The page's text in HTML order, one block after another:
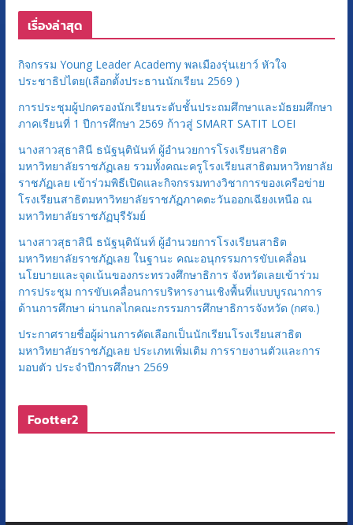
ว
มู่
เรื่องล่าสุด
กิจกรรม Young Leader Academy พลเมืองรุ่นเยาว์ หัวใจ
ประชาธิปไตย(เลือกตั้งประธานนักเรียน 2569 )
การประชุมผู้ปกครองนักเรียนระดับชั้นประถมศึกษาและมัธยมศึกษา
ภาคเรียนที่ 1 ปีการศึกษา 2569 ก้าวสู่ SMART SATIT LOEI
นางสาวสุธาสินี ธนัฐนุตินันท์ ผู้อำนวยการโรงเรียนสาธิต
มหาวิทยาลัยราชภัฏเลย รวมทั้งคณะครูโรงเรียนสาธิตมหาวิทยาลัย
ราชภัฏเลย เข้าร่วมพิธีเปิดและกิจกรรมทางวิชาการของเครือข่าย
โรงเรียนสาธิตมหาวิทยาลัยราชภัฏภาคตะวันออกเฉียงเหนือ ณ
มหาวิทยาลัยราชภัฏบุรีรัมย์
นางสาวสุธาสินี ธนัฐนุตินันท์ ผู้อำนวยการโรงเรียนสาธิต
มหาวิทยาลัยราชภัฏเลย ในฐานะ คณะอนุกรรมการขับเคลื่อน
นโยบายและจุดเน้นของกระทรวงศึกษาธิการ จังหวัดเลยเข้าร่วม
การประชุม การขับเคลื่อนการบริหารงานเชิงพื้นที่แบบบูรณาการ
ด้านการศึกษา ผ่านกลไกคณะกรรมการศึกษาธิการจังหวัด (กศจ.)
ประกาศรายชื่อผู้ผ่านการคัดเลือกเป็นนักเรียนโรงเรียนสาธิต
มหาวิทยาลัยราชภัฏเลย ประเภทเพิ่มเติม การรายงานตัวและการ
มอบตัว ประจำปีการศึกษา 2569
Footter2